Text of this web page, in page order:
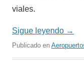
viales.
Sigue leyendo →
Publicado en